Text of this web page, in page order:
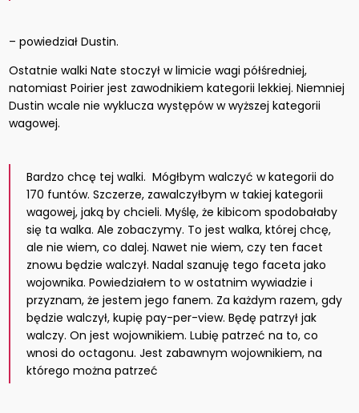
– powiedział Dustin.
Ostatnie walki Nate stoczył w limicie wagi półśredniej,
natomiast Poirier jest zawodnikiem kategorii lekkiej. Niemniej
Dustin wcale nie wyklucza występów w wyższej kategorii
wagowej.
Bardzo chcę tej walki. Mógłbym walczyć w kategorii do
170 funtów. Szczerze, zawalczyłbym w takiej kategorii
wagowej, jaką by chcieli. Myślę, że kibicom spodobałaby
się ta walka. Ale zobaczymy. To jest walka, której chcę,
ale nie wiem, co dalej. Nawet nie wiem, czy ten facet
znowu będzie walczył. Nadal szanuję tego faceta jako
wojownika. Powiedziałem to w ostatnim wywiadzie i
przyznam, że jestem jego fanem. Za każdym razem, gdy
będzie walczył, kupię pay-per-view. Będę patrzył jak
walczy. On jest wojownikiem. Lubię patrzeć na to, co
wnosi do octagonu. Jest zabawnym wojownikiem, na
którego można patrzeć